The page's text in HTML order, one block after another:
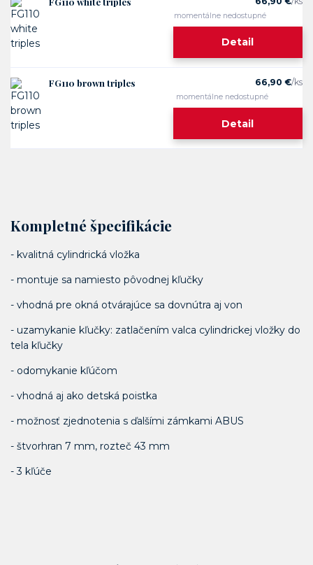
momentálne nedostupné
Detail
FG110 brown triples 66,90 €/ks
momentálne nedostupné
Detail
Kompletné špecifikácie
- kvalitná cylindrická vložka
- montuje sa namiesto pôvodnej kľučky
- vhodná pre okná otvárajúce sa dovnútra aj von
- uzamykanie kľučky: zatlačením valca cylindrickej vložky do
tela kľučky
- odomykanie kľúčom
- vhodná aj ako detská poistka
- možnosť zjednotenia s ďalšími zámkami ABUS
- štvorhran 7 mm, rozteč 43 mm
- 3 kľúče